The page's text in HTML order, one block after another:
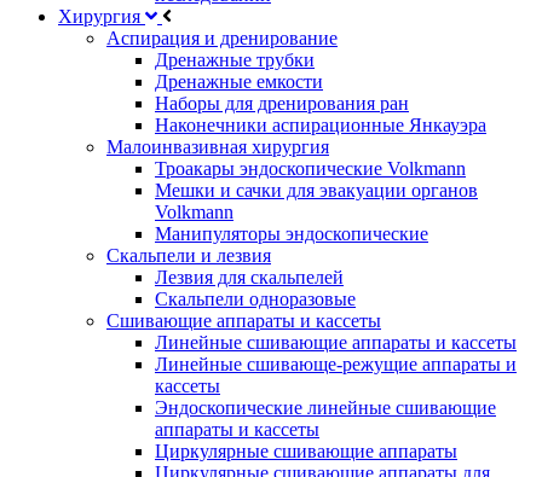
Хирургия
Аспирация и дренирование
Дренажные трубки
Дренажные емкости
Наборы для дренирования ран
Наконечники аспирационные Янкауэра
Малоинвазивная хирургия
Троакары эндоскопические Volkmann
Мешки и сачки для эвакуации органов
Volkmann
Манипуляторы эндоскопические
Скальпели и лезвия
Лезвия для скальпелей
Скальпели одноразовые
Сшивающие аппараты и кассеты
Линейные сшивающие аппараты и кассеты
Линейные сшивающе-режущие аппараты и
кассеты
Эндоскопические линейные сшивающие
аппараты и кассеты
Циркулярные сшивающие аппараты
Циркулярные сшивающие аппараты для